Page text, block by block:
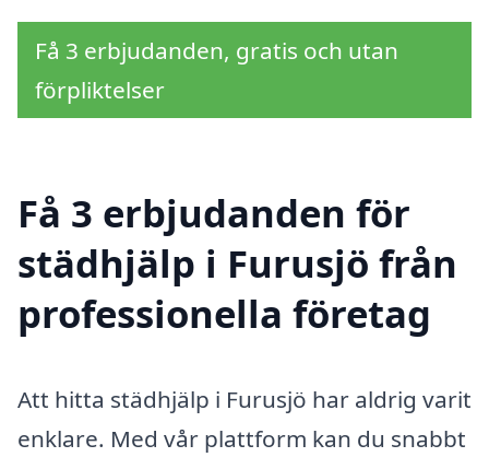
Få 3 erbjudanden, gratis och utan
förpliktelser
Få 3 erbjudanden för
städhjälp i Furusjö från
professionella företag
Att hitta städhjälp i Furusjö har aldrig varit
enklare. Med vår plattform kan du snabbt